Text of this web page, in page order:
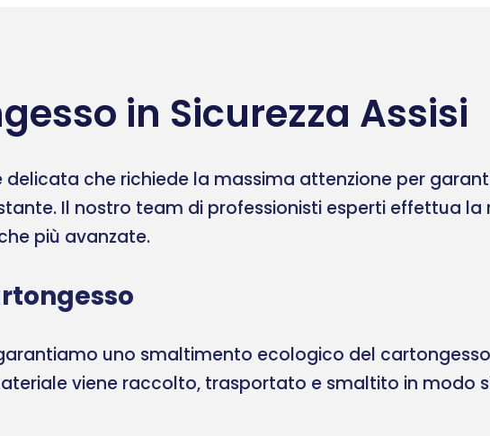
in Sicurezza Assisi
che richiede la massima attenzione per
Il nostro team di professionisti esperti effettua
più avanzate.
uno smaltimento ecologico del
viene raccolto, trasportato e smaltito in modo